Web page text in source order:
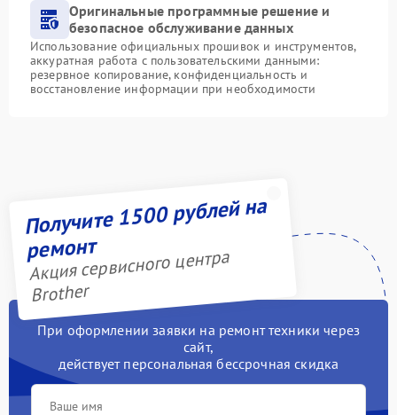
Оригинальные программные решение и
безопасное обслуживание данных
Использование официальных прошивок и инструментов,
аккуратная работа с пользовательскими данными:
резервное копирование, конфиденциальность и
восстановление информации при необходимости
Получите 1500 рублей на
ремонт
Акция сервисного центра
Brother
При оформлении заявки на ремонт техники через
сайт,
действует персональная бессрочная скидка